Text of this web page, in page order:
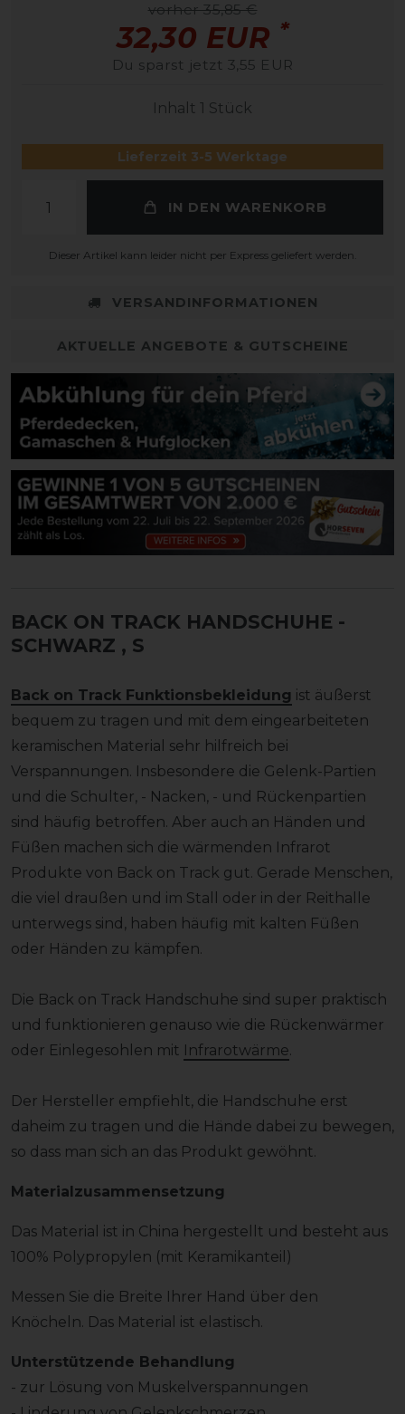
vorher 35,85 €
32,30 EUR *
Du sparst jetzt 3,55 EUR
Inhalt 1 Stück
Lieferzeit 3-5 Werktage
IN DEN WARENKORB
Dieser Artikel kann leider nicht per Express geliefert werden.
VERSANDINFORMATIONEN
AKTUELLE ANGEBOTE & GUTSCHEINE
BACK ON TRACK HANDSCHUHE -
SCHWARZ , S
Back on Track Funktionsbekleidung ist äußerst
bequem zu tragen und mit dem eingearbeiteten
keramischen Material sehr hilfreich bei
Verspannungen. Insbesondere die Gelenk-Partien
und die Schulter, - Nacken, - und Rückenpartien
sind häufig betroffen. Aber auch an Händen und
Füßen machen sich die wärmenden Infrarot
Produkte von Back on Track gut. Gerade Menschen,
die viel draußen und im Stall oder in der Reithalle
unterwegs sind, haben häufig mit kalten Füßen
oder Händen zu kämpfen.
Die Back on Track Handschuhe sind super praktisch
und funktionieren genauso wie die Rückenwärmer
oder Einlegesohlen mit Infrarotwärme.
Der Hersteller empfiehlt, die Handschuhe erst
daheim zu tragen und die Hände dabei zu bewegen,
so dass man sich an das Produkt gewöhnt.
Materialzusammensetzung
Das Material ist in China hergestellt und besteht aus
100% Polypropylen (mit Keramikanteil)
Messen Sie die Breite Ihrer Hand über den
Knöcheln. Das Material ist elastisch.
Unterstützende Behandlung
- zur Lösung von Muskelverspannungen